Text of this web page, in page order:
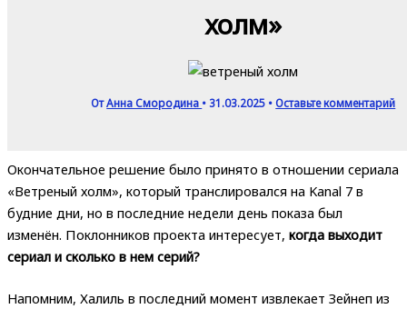
холм»
ОтАнна Смородина •31.03.2025 • Оставьте комментарий
Окончательное решение было принято в отношении сериала
«Ветреный холм», который транслировался на Kanal 7 в
будние дни, но в последние недели день показа был
изменён. Поклонников проекта интересует, когда выходит
сериал и сколько в нем серий?
Напомним, Халиль в последний момент извлекает Зейнеп из